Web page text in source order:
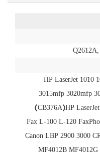
HP LaserJet 1010
3015mfp 3020mfp
(CB376A)HP
Fax L-100 L-120
Canon LBP 2900 3000
MF4012B